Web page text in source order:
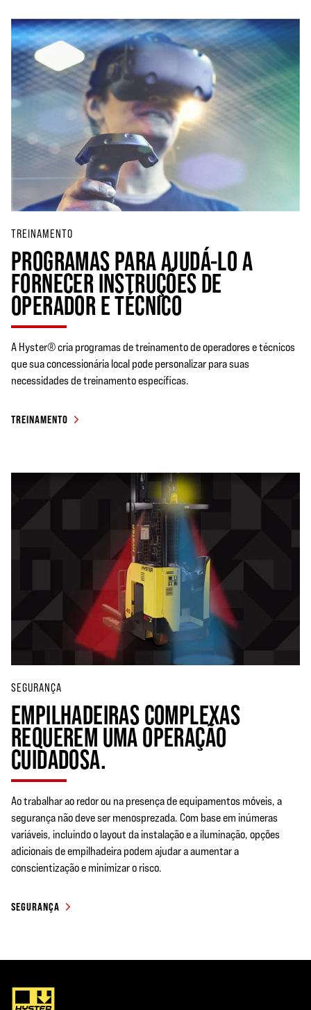
TREINAMENTO
PROGRAMAS PARA AJUDÁ-LO A
FORNECER INSTRUÇÕES DE
OPERADOR E TÉCNICO
A Hyster® cria programas de treinamento de operadores e técnicos
que sua concessionária local pode personalizar para suas
necessidades de treinamento específicas.
TREINAMENTO
SEGURANÇA
EMPILHADEIRAS COMPLEXAS
REQUEREM UMA OPERAÇÃO
CUIDADOSA.
Ao trabalhar ao redor ou na presença de equipamentos móveis, a
segurança não deve ser menosprezada. Com base em inúmeras
variáveis, incluindo o layout da instalação e a iluminação, opções
adicionais de empilhadeira podem ajudar a aumentar a
conscientização e minimizar o risco.
SEGURANÇA